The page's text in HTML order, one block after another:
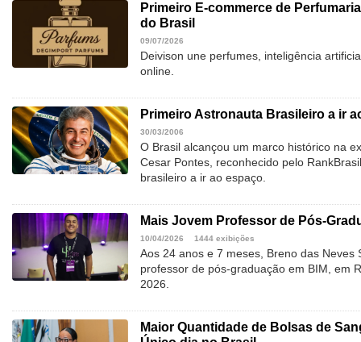
Primeiro E-commerce de
do Brasil
09/07/2026
Deivison une perfumes, inteligência
online.
Primeiro Astronauta Brasileiro a ir
30/03/2006
O Brasil alcançou um marco histórico na
Cesar Pontes, reconhecido pelo
brasileiro a ir ao espaço.
Mais Jovem Professor de Pós-
10/04/2026 1444 exibições
Aos 24 anos e 7 meses, Breno das Neves
professor de pós-graduação em BIM, em
2026.
Maior Quantidade de Bolsas de